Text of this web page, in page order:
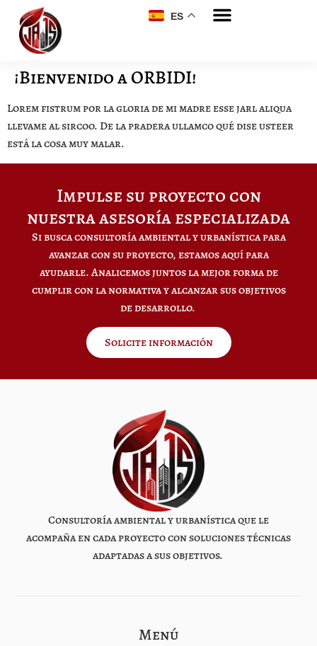
ES
¡Bienvenido a ORBIDI!
Lorem fistrum por la gloria de mi madre esse jarl aliqua
llevame al sircoo. De la pradera ullamco qué dise usteer
está la cosa muy malar.
Impulse su proyecto con
nuestra asesoría especializada
Si busca consultoría ambiental y urbanística para
avanzar con su proyecto, estamos aquí para
ayudarle. Analicemos juntos la mejor forma de
cumplir con la normativa y alcanzar sus objetivos
de desarrollo.
Solicite información
Consultoría ambiental y urbanística que le
acompaña en cada proyecto con soluciones técnicas
adaptadas a sus objetivos.
Menú